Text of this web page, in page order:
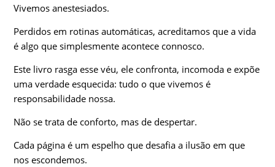
Vivemos anestesiados.
Perdidos em rotinas automáticas, acreditamos que a vida
é algo que simplesmente acontece connosco.
Este livro rasga esse véu, ele confronta, incomoda e expõe
uma verdade esquecida: tudo o que vivemos é
responsabilidade nossa.
Não se trata de conforto, mas de despertar.
Cada página é um espelho que desafia a ilusão em que
nos escondemos.